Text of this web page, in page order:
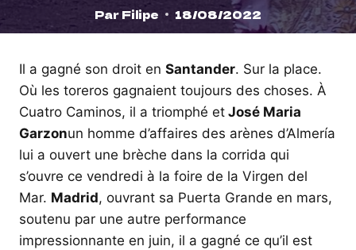
Par Filipe 18/08/2022
Il a gagné son droit en Santander. Sur la place.
Où les toreros gagnaient toujours des choses. À
Cuatro Caminos, il a triomphé et José Maria
Garzonun homme d’affaires des arènes d’Almería
lui a ouvert une brèche dans la corrida qui
s’ouvre ce vendredi à la foire de la Virgen del
Mar. Madrid, ouvrant sa Puerta Grande en mars,
soutenu par une autre performance
impressionnante en juin, il a gagné ce qu’il est